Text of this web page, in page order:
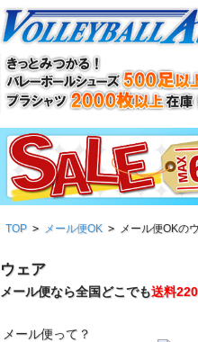
TOP > メール便OK > メール便OKの
ウェア
メール便なら全国どこでも送料
メール便って？